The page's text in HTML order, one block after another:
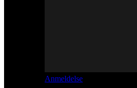
Anmeldelse